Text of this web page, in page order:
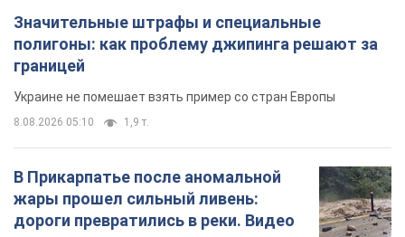
Значительные штрафы и специальные
полигоны: как проблему джипинга решают за
границей
Украине не помешает взять пример со стран Европы
8.08.2026 05:10 1,9 т.
В Прикарпатье после аномальной
жары прошел сильный ливень:
дороги превратились в реки. Видео